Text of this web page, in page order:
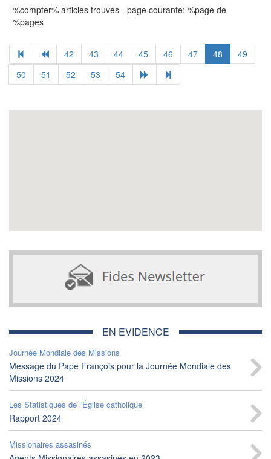
%compter% articles trouvés - page courante: %page de
%pages
42 43 44 45 46 47 48
49
50
51 52 53 54
EN EVIDENCE
Journée Mondiale des Missions
Message du Pape François pour la Journée Mondiale des
Missions 2024
Les Statistiques de l'Église catholique
Rapport 2024
Missionaires assasinés